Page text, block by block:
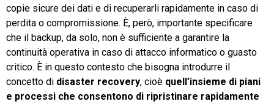
copie sicure dei dati e di recuperarli rapidamente in caso di
perdita o compromissione. È, però, importante specificare
che il backup, da solo, non è sufficiente a garantire la
continuità operativa in caso di attacco informatico o guasto
critico. È in questo contesto che bisogna introdurre il
concetto di disaster recovery, cioè quell’insieme di piani
e processi che consentono di ripristinare rapidamente